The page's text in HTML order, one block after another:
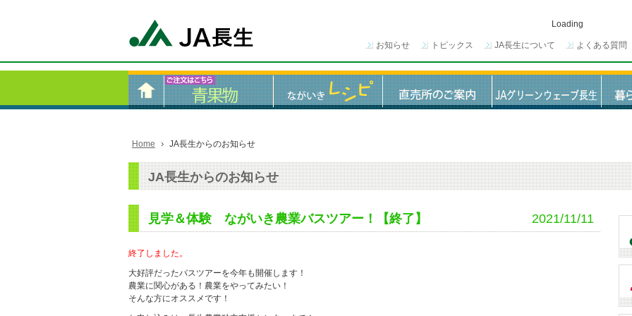
Loading
お知らせ トピックス JA長生について よくある質問
Home JA長生からのお知らせ
JA長生からのお知らせ
2021/11/11
見学＆体験 ながいき農業バスツアー！【終了】
終了しました。
大好評だったバスツアーを今年も開催します！
農業に関心がある！農業をやってみたい！
そんな方にオススメです！